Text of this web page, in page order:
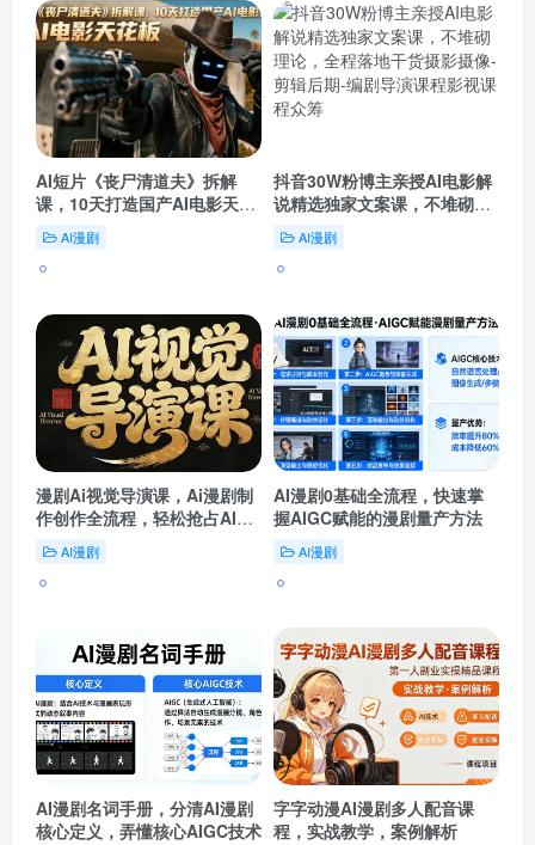
AI短片《丧尸清道夫》拆解
课，10天打造国产AI电影天花
板
AI漫剧
抖音30W粉博主亲授AI电影解
说精选独家文案课，不堆砌理
论，全程落地干货
AI漫剧
漫剧Ai视觉导演课，Ai漫剧制
作创作全流程，轻松抢占AI漫
AI漫剧
AI漫剧0基础全流程，快速掌
握AIGC赋能的漫剧量产方法
AI漫剧
AI漫剧名词手册，分清AI漫剧
核心定义，弄懂核心AIGC技术
字字动漫AI漫剧多人配音课
程，实战教学，案例解析